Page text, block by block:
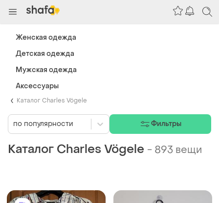
Каталог Charles Vögele
Каталог Charles Vögele - 893 вещи
по популярности Фильтры
Женская одежда
Детская одежда
Мужская одежда
Аксессуары